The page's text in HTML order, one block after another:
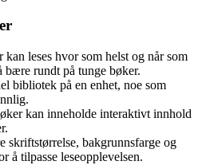
leses hvor som helst og når som
bære rundt på tunge bøker.
bibliotek på en enhet, noe som
kan inneholde interaktivt innhold
skriftstørrelse, bakgrunnsfarge og
å tilpasse leseopplevelsen.